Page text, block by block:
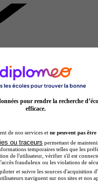
Ivy
de l'industrie et
spécifique énergie et
pour rendre la recherche
efficace.
de nos services et ne peuvent pas être
ou traceurs permettant de
temporaires telles que les
de l'utilisateur, vérifier s'il est
frauduleux ou les violations de
et suivre les sources d'acquisition
naviguent sur nos sites et nos